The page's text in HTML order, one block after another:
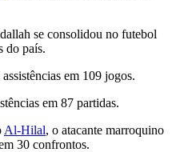
se consolidou no futebol
do país.
em 109 jogos.
em 87 partidas.
Al-Hilal, o atacante marroquino
30 confrontos.